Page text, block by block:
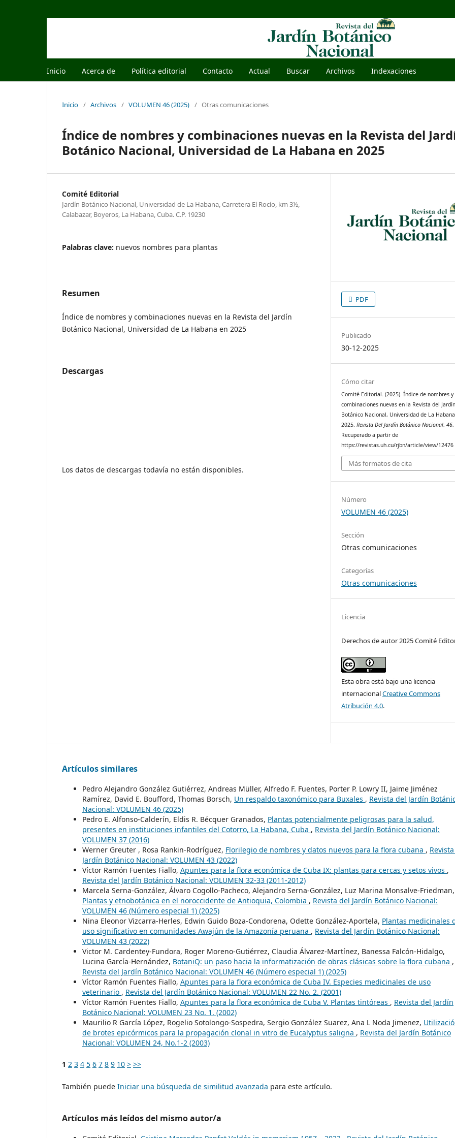
Inicio Acerca de Política editorial Contacto Actual Buscar Archivos Indexaciones
Inicio / Archivos / VOLUMEN 46 (2025) / Otras comunicaciones
Índice de nombres y combinaciones nuevas en la Revista del
Botánico Nacional, Universidad de La Habana en 2025
Comité Editorial
Jardín Botánico Nacional, Universidad de La Habana, Carretera El Rocío, km 3½,
Calabazar, Boyeros, La Habana, Cuba. C.P. 19230
Palabras clave: nuevos nombres para plantas
Resumen
Índice de nombres y combinaciones nuevas en la Revista del Jardín
Botánico Nacional, Universidad de La Habana en 2025
Descargas
Los datos de descargas todavía no están disponibles.
PDF
Publicado
30-12-2025
Cómo citar
Comité Editorial. (2025). Índice de nombres y
combinaciones nuevas en la Revista del Jardín
Botánico Nacional, Universidad de La
2025.Revista Del Jardín Botánico Nacional,46,
Recuperado a partir de
https://revistas.uh.cu/rjbn/article/view/12476
Más formatos de cita
Número
VOLUMEN 46 (2025)
Sección
Otras comunicaciones
Categorías
Otras comunicaciones
Licencia
Derechos de autor 2025 Comité
Esta obra está bajo una licencia
internacionalCreative Commons
Atribución 4.0.
Artículos similares
Pedro Alejandro González Gutiérrez, Andreas Müller, Alfredo F. Fuentes, Porter P. Lowry II, Jaime Jiménez
Ramírez, David E. Boufford, Thomas Borsch, Un respaldo taxonómico para Buxales , Revista del Jardín
Nacional: VOLUMEN 46 (2025)
Pedro E. Alfonso-Calderín, Eldis R. Bécquer Granados, Plantas potencialmente peligrosas para la salud,
presentes en instituciones infantiles del Cotorro, La Habana, Cuba , Revista del Jardín Botánico Nacional:
VOLUMEN 37 (2016)
Werner Greuter , Rosa Rankin-Rodríguez, Florilegio de nombres y datos nuevos para la flora cubana ,
Jardín Botánico Nacional: VOLUMEN 43 (2022)
Víctor Ramón Fuentes Fiallo, Apuntes para la flora económica de Cuba IX: plantas para cercas y setos vivos ,
Revista del Jardín Botánico Nacional: VOLUMEN 32-33 (2011-2012)
Marcela Serna-González, Álvaro Cogollo-Pacheco, Alejandro Serna-González, Luz Marina Monsalve-Friedman,
Plantas y etnobotánica en el noroccidente de Antioquia, Colombia , Revista del Jardín Botánico Nacional:
VOLUMEN 46 (Número especial 1) (2025)
Nina Eleonor Vizcarra-Herles, Edwin Guido Boza-Condorena, Odette González-Aportela, Plantas medicinales
uso significativo en comunidades Awajún de la Amazonía peruana , Revista del Jardín Botánico Nacional:
VOLUMEN 43 (2022)
Victor M. Cardentey-Fundora, Roger Moreno-Gutiérrez, Claudia Álvarez-Martínez, Banessa Falcón-Hidalgo,
Lucina García-Hernández, BotaniQ: un paso hacia la informatización de obras clásicas sobre la flora cubana ,
Revista del Jardín Botánico Nacional: VOLUMEN 46 (Número especial 1) (2025)
Víctor Ramón Fuentes Fiallo, Apuntes para la flora económica de Cuba IV. Especies medicinales de uso
veterinario , Revista del Jardín Botánico Nacional: VOLUMEN 22 No. 2. (2001)
Víctor Ramón Fuentes Fiallo, Apuntes para la flora económica de Cuba V. Plantas tintóreas , Revista del Jardín
Botánico Nacional: VOLUMEN 23 No. 1. (2002)
Maurilio R García López, Rogelio Sotolongo-Sospedra, Sergio González Suarez, Ana L Noda Jimenez,
de brotes epicórmicos para la propagación clonal in vitro de Eucalyptus saligna , Revista del Jardín Botánico
Nacional: VOLUMEN 24, No.1-2 (2003)
1 2 3 4 5 6 7 8 9 10 > >>
También puede Iniciar una búsqueda de similitud avanzada para este artículo.
Artículos más leídos del mismo autor/a